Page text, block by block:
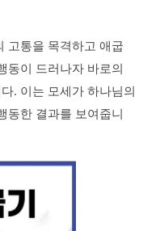
고통을 목격하고 애굽
동이 드러나자 바로의
. 이는 모세가 하나님의
동한 결과를 보여줍니